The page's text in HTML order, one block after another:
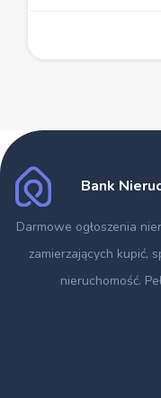
Bank
Darmowe ogłoszenia
zamierzających kupić,
nieruchomość.